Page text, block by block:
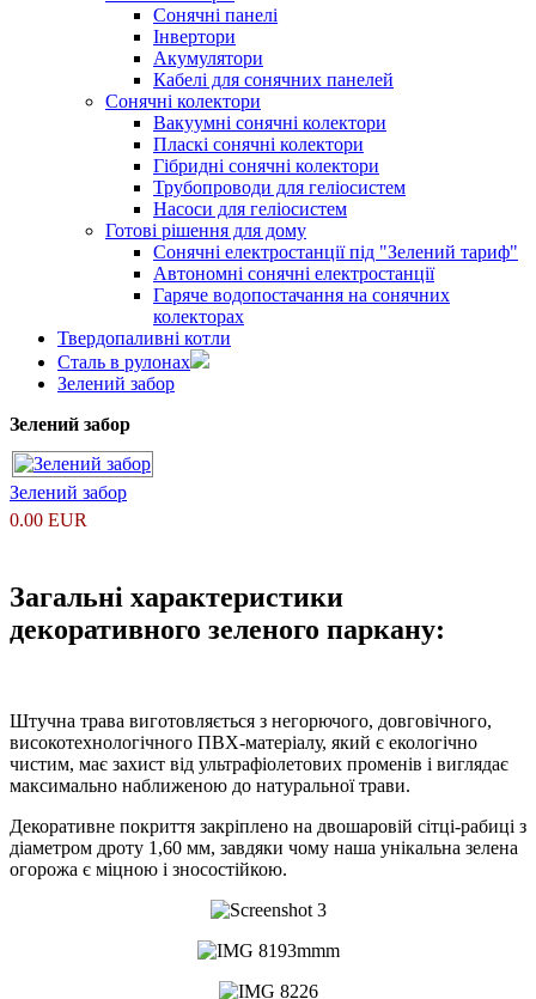
Сонячні панелі
Інвертори
Акумулятори
Кабелі для сонячних панелей
Сонячні колектори
Вакуумні сонячні колектори
Пласкі сонячні колектори
Гібридні сонячні колектори
Трубопроводи для геліосистем
Насоси для геліосистем
Готові рішення для дому
Сонячні електростанції під "Зелений тариф"
Автономні сонячні електростанції
Гаряче водопостачання на сонячних
колекторах
Твердопаливні котли
Сталь в рулонах
Зелений забор
Зелений забор
Зелений забор
0.00 EUR
Загальні характеристики
декоративного зеленого паркану:
Штучна трава виготовляється з негорючого, довговічного,
високотехнологічного ПВХ-матеріалу, який є екологічно
чистим, має захист від ультрафіолетових променів і виглядає
максимально наближеною до натуральної трави.
Декоративне покриття закріплено на двошаровій сітці-рабиці з
діаметром дроту 1,60 мм, завдяки чому наша унікальна зелена
огорожа є міцною і зносостійкою.